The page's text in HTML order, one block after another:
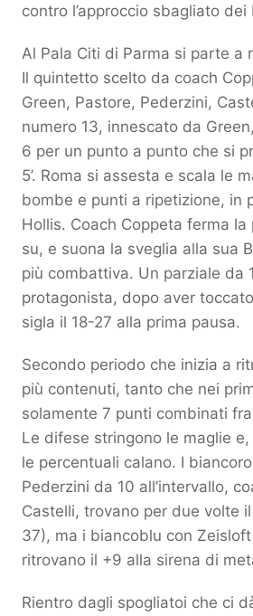
contro l’approccio sbagliato dei
Al Pala Citi di Parma si parte a
Il quintetto scelto da coach
Green, Pastore, Pederzini,
numero 13, innescato da
6 per un punto a punto che si
5’. Roma si assesta e scala le
bombe e punti a ripetizione, in
Hollis. Coach Coppeta ferma
su, e suona la sveglia alla sua
più combattiva. Un parziale da
protagonista, dopo aver
sigla il 18-27 alla prima pausa.
Secondo periodo che inizia a
più contenuti, tanto che nei
solamente 7 punti combinati
Le difese stringono le maglie
le percentuali calano. I
Pederzini da 10 all’intervallo,
Castelli, trovano per due volte
37), ma i biancoblu con
ritrovano il +9 alla sirena di
Rientro dagli spogliatoi che ci